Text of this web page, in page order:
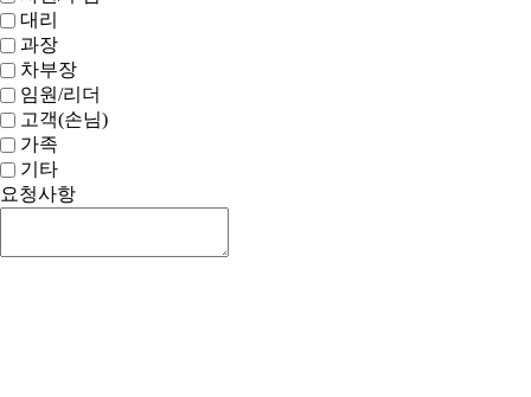
대리
과장
차부장
임원/리더
고객(손님)
가족
기타
요청사항